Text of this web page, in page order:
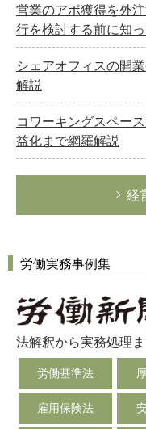
営業のアポ獲得を外
行を検討する前に知
シェアオフィスの開
解説
コワーキングスペー
益化まで網羅解説
経
労働実務事例集
法解釈から実務処理
労働基準法
雇用保険法